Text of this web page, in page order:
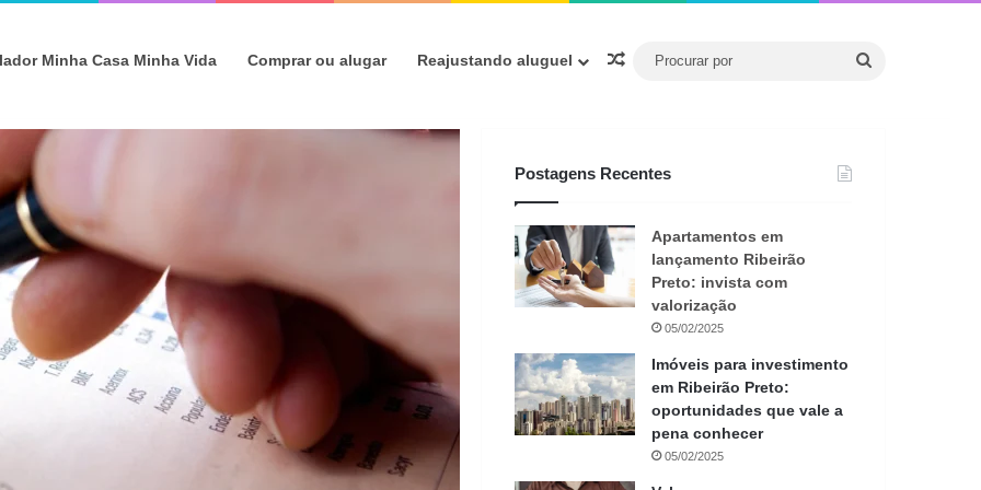
Minha Casa Minha Vida Comprar ou alugar Reajustando aluguel Artigo aleatório
Postagens Recentes
Apartamentos em
lançamento Ribeirão
Preto: invista com
valorização
05/02/2025
Imóveis para investimento
em Ribeirão Preto:
oportunidades que vale a
pena conhecer
05/02/2025